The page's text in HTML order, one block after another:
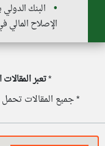
الإصلاح المالي
*تعبر
* جميع المقالات تحمل